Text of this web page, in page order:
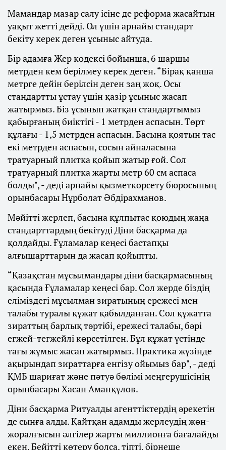
Мамандар мазар салу ісіне де реформа жасайтын
уақыт жетті дейді. Ол үшін арнайы стандарт
бекіту керек деген ұсыныс айтуда.
Бір адамға Жер кодексі бойынша, 6 шаршы
метрден кем берілмеу керек деген. “Бірақ қанша
метрге дейін берілсін деген заң жоқ. Осы
стандартты ұстау үшін қазір ұсыныс жасап
жатырмыз. Біз ұсынып жатқан стандартымыз
қабырғаның биіктігі - 1 метрден аспасын. Төрт
құлағы - 1,5 метрден аспасын. Басына қоятын тас
екі метрден аспасын, сосын айналасына
тратуарный плитка қойып жатыр ғой. Сол
тратуарный плитка жарты метр 60 см аспаса
болды", - деді арнайы қызметкөрсету бюросының
орынбасары Нұрболат Әбдірахманов.
Мәйітті жерлеп, басына құлпытас қоюдың жаңа
стандарттардың бекітуді Діни басқарма да
қолдайды. Ғұламалар кеңесі бастапқы
алғышарттарын да жасап қойыпты.
“Қазақстан мұсылмандары діни басқармасының
қасында Ғұламалар кеңесі бар. Сол жерде біздің
еліміздегі мұсылман зиратының ережесі мен
талабы туралы құжат қабылданған. Сол құжатта
зираттың барлық тәртібі, ережесі талабы, бәрі
егжей-тегжейлі көрсетілген. Бұл құжат үстінде
тағы жұмыс жасап жатырмыз. Практика жүзінде
ақырындап зираттарға енгізу ойымыз бар", - деді
ҚМБ шариғат және пәтуә бөлімі меңгерушісінің
орынбасары Хасан Аманқұлов.
Діни басқарма Ритуалды агенттіктердің әрекетін
де сынға алды. Қайтқан адамды жерлеудің жөн-
жоралғысын әлгілер жарты миллионға бағалайды
екен. Бейітті көтеру болса, тіпті, бірнеше